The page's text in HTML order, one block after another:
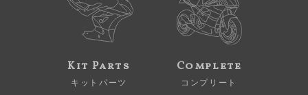
Kit Parts
キットパーツ
Complete
コンプリート